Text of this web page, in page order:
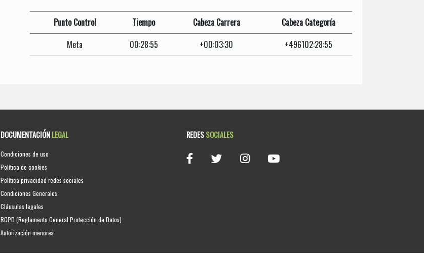
Punto Control Tiempo Cabeza Carrera
Cabeza Categoría
Meta
00:28:55 +00:03:30 +496102:28:55
DOCUMENTACIÓNLEGAL
Condiciones de uso
Política de cookies
Política privacidad redes sociales
Condiciones Generales
Cláusulas legales
RGPD (Reglamento General Protección de Datos)
Autorización menores
REDESSOCIALES